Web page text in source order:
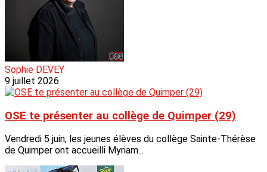
Sophie DEVEY
9 juillet 2026
OSE te présenter au collège de Quimper (29)
Vendredi 5 juin, les jeunes élèves du collège Sainte-Thérèse
de Quimper ont accueilli Myriam...